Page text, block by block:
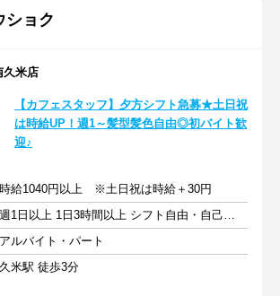
ショク
米店
【カフェスタッフ】夕方シフト急募★土日祝
は時給UP！週1～髪型髪色自由◎初バイト歓
迎♪
時給1040円以上 ※土日祝は時給＋30円
週1日以上 1日3時間以上 シフト自由・自己申告
アルバイト・パート
久米駅 徒歩3分